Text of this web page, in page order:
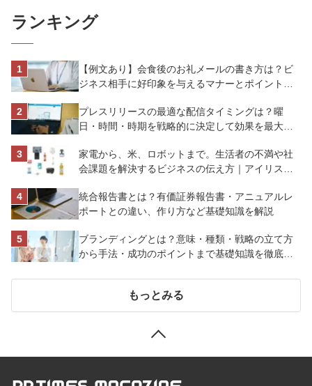
ランキング
【例文あり】会食後のお礼メールの書き方は？ビ
ジネス相手に好印象を与えるマナーとポイントを
プレスリリースの最適な配信タイミングは？曜
日・時間・時期を戦略的に決定して効果を最大化
家電から、米、ロボットまで。生活者の不満や社
会課題を解決するビジネスの伝え方｜アイリスオ
統合報告書とは？有価証券報告書・アニュアルレ
ポートとの違い、作り方など基礎知識を解説
ブランディングとは？意味・種類・戦略の立て方
から手法・成功のポイントまで基礎知識を徹底解
もっとみる